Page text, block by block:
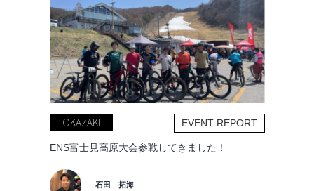
OKAZAKI EVENT REPORT
ENS富士見高原大会参戦してきました！
石田 拓海